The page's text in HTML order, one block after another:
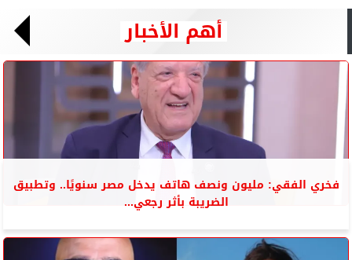
أهم الأخبار
فخري الفقي: مليون ونصف هاتف يدخل مصر سنويًا.. وتطبيق
الضريبة بأثر رجعي...